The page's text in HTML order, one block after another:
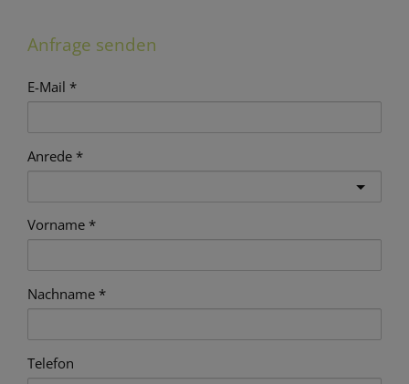
Anfrage senden
E-Mail
Anrede
Vorname
Nachname
Telefon